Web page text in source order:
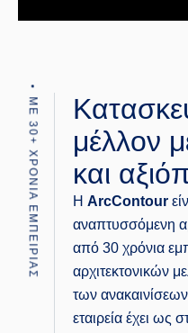
ΜΕ 30+ ΧΡΟΝΙΑ ΕΜΠΕΙΡΙΑΣ
μέλλον
και
Η ArcContour
αναπτυσσόμενη
από 30 χρόνια
αρχιτεκτονικών
των
εταιρεία έχει ως